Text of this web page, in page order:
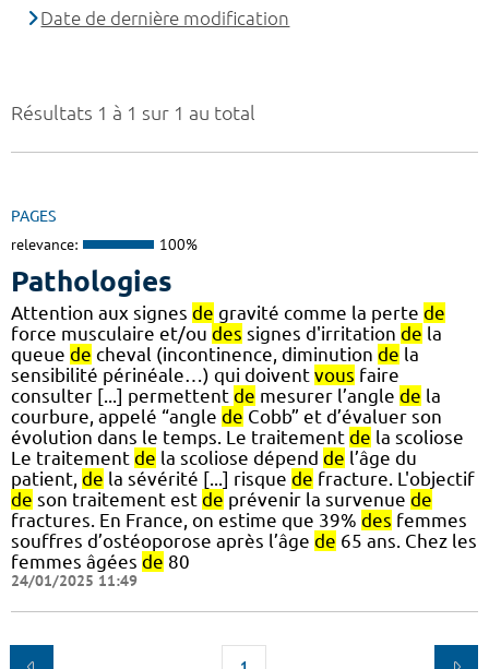
Résultats 1 à 1 sur 1 au total
PAGES
relevance: 100%
Pathologies
Attention aux signes de gravité comme la perte de
force musculaire et/ou des signes d'irritation de la
queue de cheval (incontinence, diminution de la
sensibilité périnéale…) qui doivent vous faire
consulter [...] permettent de mesurer l’angle de la
courbure, appelé “angle de Cobb” et d’évaluer son
évolution dans le temps. Le traitement de la scoliose
Le traitement de la scoliose dépend de l’âge du
patient, de la sévérité [...] risque de fracture. L'objectif
de son traitement est de prévenir la survenue de
fractures. En France, on estime que 39% des femmes
souffres d’ostéoporose après l’âge de 65 ans. Chez les
femmes âgées de 80
24/01/2025 11:49
Date de dernière modification